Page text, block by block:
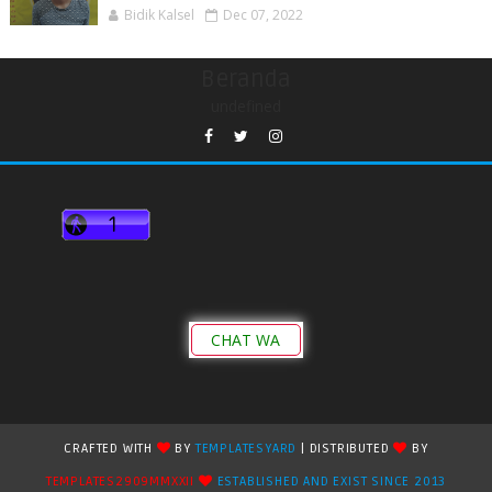
Bidik Kalsel Dec 07, 2022
CHAT WA
CRAFTED WITH BYTEMPLATESYARD | DISTRIBUTED
BY
TEMPLATES2909MMXXII
ESTABLISHED AND EXIST SINCE 2013